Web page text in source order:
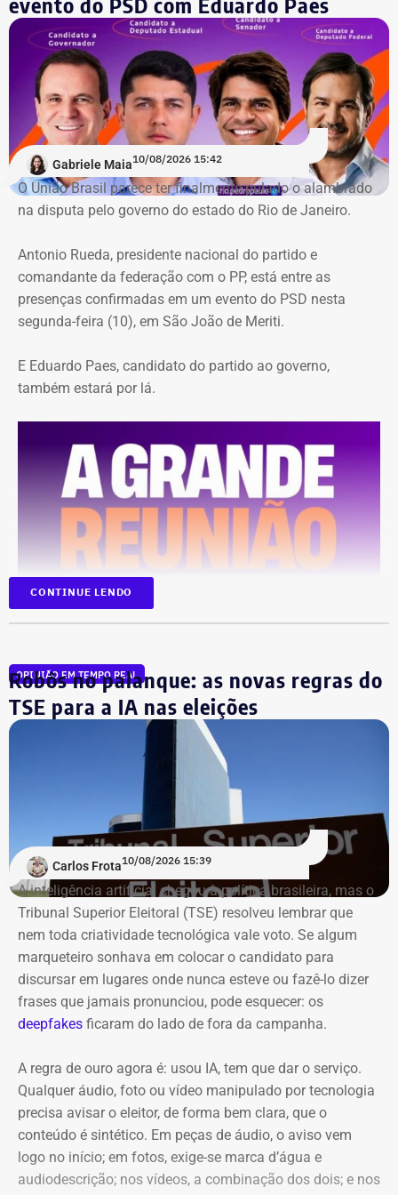
ainda será analisado pelo TCE-RJ.
Nessa etapa, a Corte deverá avaliar, entre outros pontos, a
legalidade da transformação da Gram em VPNI e os
efeitos da medida para inativos e pensionistas. Os autos
seguem agora para a CAR, responsável pela análise
técnica do recurso.
Gabriele Maia10/08/2026 15:42
O União Brasil parece ter finalmente pulado o alambrado
na disputa pelo governo do estado do Rio de Janeiro.
Antonio Rueda, presidente nacional do partido e
comandante da federação com o PP, está entre as
presenças confirmadas em um evento do PSD nesta
segunda-feira (10), em São João de Meriti.
E Eduardo Paes, candidato do partido ao governo,
também estará por lá.
A aliança com o PL ficou pelo
caminho
A Federação União Progressista, formada por União
CONTINUE LENDO
OPINIÃO EM TEMPO REAL
Robôs no palanque: as novas regras do
TSE para a IA nas eleições
Carlos Frota10/08/2026 15:39
A inteligência artificial chegou à política brasileira, mas o
Tribunal Superior Eleitoral (TSE) resolveu lembrar que
nem toda criatividade tecnológica vale voto. Se algum
marqueteiro sonhava em colocar o candidato para
discursar em lugares onde nunca esteve ou fazê-lo dizer
frases que jamais pronunciou, pode esquecer: os
deepfakes ficaram do lado de fora da campanha.
A regra de ouro agora é: usou IA, tem que dar o serviço.
Qualquer áudio, foto ou vídeo manipulado por tecnologia
precisa avisar o eleitor, de forma bem clara, que o
conteúdo é sintético. Em peças de áudio, o aviso vem
logo no início; em fotos, exige-se marca d’água e
audiodescrição; nos vídeos, a combinação dos dois; e nos